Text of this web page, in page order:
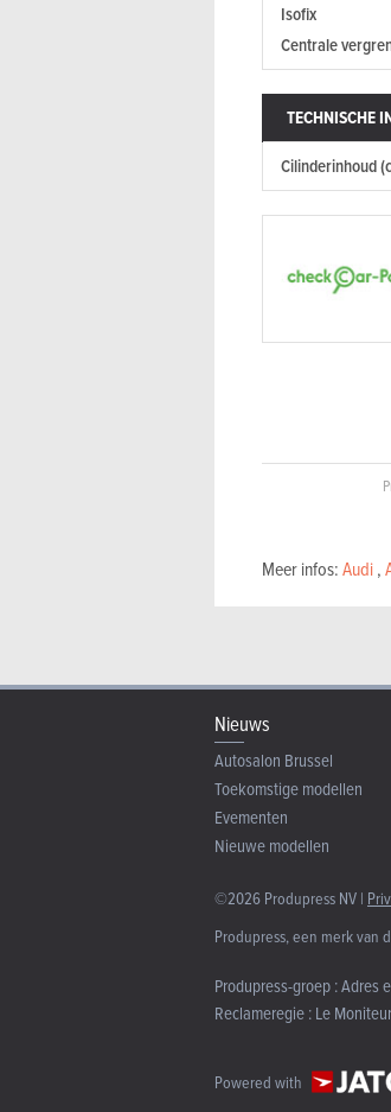
Isofix
Centrale
TECHNISCHE
Cilinderinhoud
Meer infos:Audi,
Nieuws
Autosalon Brussel
Toekomstige modellen
Evementen
Nieuwe modellen
©2026 Produpress NV |
Produpress, een merk van
Produpress-groep :Adres
Reclameregie :Le
Powered with